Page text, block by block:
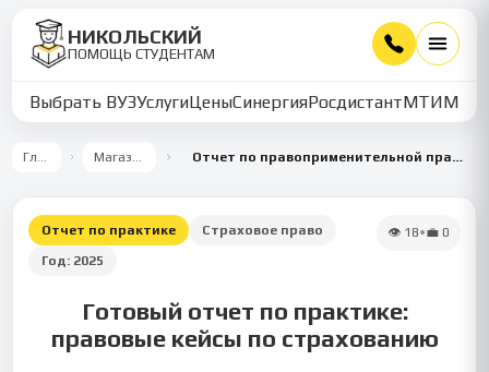
НИКОЛЬСКИЙ
ПОМОЩЬ СТУДЕНТАМ
Выбрать ВУЗУслугиЦеныСинергияРосдистантМТИММУ
Главная Магазин работ Отчет по правоприменительной практике по страховым спорам
Отчет по практике
Страховое право
Год: 2025
👁 18•💼 0
Готовый отчет по практике:
правовые кейсы по страхованию